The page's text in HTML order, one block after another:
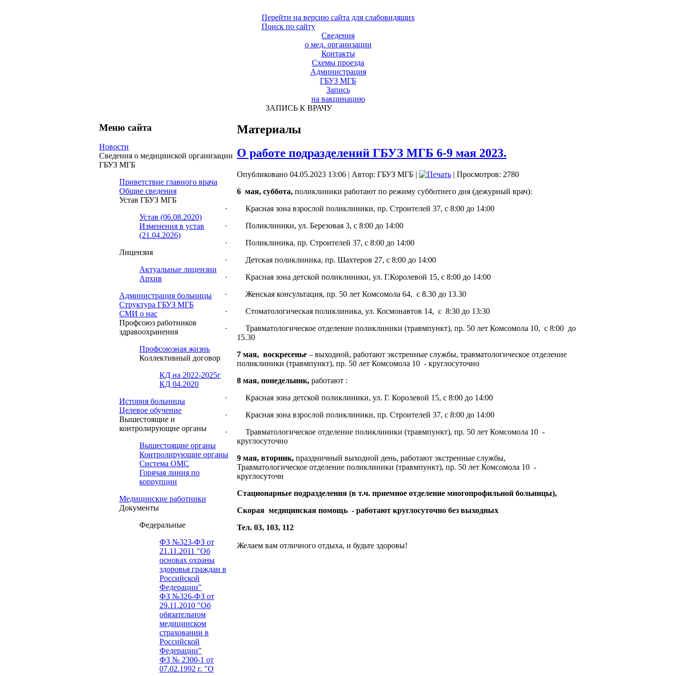
Перейти на версию сайта для слабовидящих
Поиск по сайту
Сведения
о мед. организации
Контакты
Схемы проезда
Администрация
ГБУЗ МГБ
Запись
на вакцинацию
ЗАПИСЬ К ВРАЧУ
Меню сайта
Новости
Сведения о медицинской организации
ГБУЗ МГБ
Приветствие главного врача
Общие сведения
Устав ГБУЗ МГБ
Устав (06.08.2020)
Изменения в устав
(21.04.2026)
Лицензия
Актуальные лицензии
Архив
Администрация больницы
Структура ГБУЗ МГБ
СМИ о нас
Профсоюз работников
здравоохранения
Профсоюзная жизнь
Коллективный договор
КД на 2022-2025г
КД 04.2020
История больницы
Целевое обучение
Вышестоящие и
контролирующие органы
Вышестоящие органы
Контролирующие органы
Система ОМС
Горячая линия по
коррупции
Медицинские работники
Документы
Федеральные
ФЗ №323-ФЗ от
21.11.2011 "Об
основах охраны
здоровья граждан в
Российской
Федерации"
ФЗ №326-ФЗ от
29.11.2010 "Об
обязательном
медицинском
страховании в
Российской
Федерации"
ФЗ № 2300-1 от
07.02.1992 г. "О
Материалы
О работе подразделений ГБУЗ МГБ 6-9 мая 2023.
Опубликовано 04.05.2023 13:06 | Автор: ГБУЗ МГБ |
| Просмотров: 2780
6 мая, суббота, поликлиники работают по режиму субботнего дня (дежурный врач):
· Красная зона взрослой поликлиники, пр. Строителей 37, с 8:00 до 14:00
· Поликлиники, ул. Березовая 3, с 8:00 до 14:00
· Поликлиника, пр. Строителей 37, с 8:00 до 14:00
· Детская поликлиника, пр. Шахтеров 27, с 8:00 до 14:00
· Красная зона детской поликлиники, ул. Г.Королевой 15, с 8:00 до 14:00
· Женская консультация, пр. 50 лет Комсомола 64, с 8.30 до 13.30
· Стоматологическая поликлиника, ул. Космонавтов 14, с 8:30 до 13:30
· Травматологическое отделение поликлиники (травмпункт), пр. 50 лет Комсомола 10, с 8:00 до
15.30
7 мая, воскресенье – выходной, работают экстренные службы, травматологическое отделение
поликлиники (травмпункт), пр. 50 лет Комсомола 10 - круглосуточно
8 мая, понедельник, работают :
· Красная зона детской поликлиники, ул. Г. Королевой 15, с 8:00 до 14:00
· Красная зона взрослой поликлиники, пр. Строителей 37, с 8:00 до 14:00
· Травматологическое отделение поликлиники (травмпункт), пр. 50 лет Комсомола 10 -
круглосуточно
9 мая, вторник, праздничный выходной день, работают экстренные службы,
Травматологическое отделение поликлиники (травмпункт), пр. 50 лет Комсомола 10 -
круглосуточн
Стационарные подразделения (в т.ч. приемное отделение многопрофильной больницы),
Скорая медицинская помощь - работают круглосуточно без выходных
Тел. 03, 103, 112
Желаем вам отличного отдыха, и будьте здоровы!